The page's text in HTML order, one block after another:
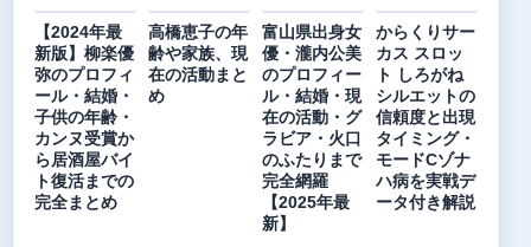
【2024年最
新版】柳楽優
弥のプロフィ
ール・結婚・
子供の年齢・
カンヌ受賞か
ら居酒屋バイ
ト復活までの
完全まとめ
高橋恵子の年
齢や家族、現
在の活動まと
め
富山県出身女
優・瀧内公美
のプロフィー
ル・結婚・現
在の活動・グ
ラビア・火口
のふたりまで
完全網羅
【2025年最
新】
からくりサー
カス スロッ
ト しろがね
シルエットの
信頼度と出現
タイミング・
モードCゾナ
ハ病を実戦デ
ータ付き解説